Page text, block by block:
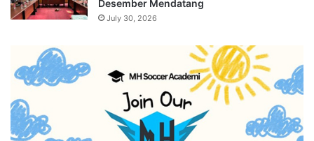
Desember Mendatang
July 30, 2026